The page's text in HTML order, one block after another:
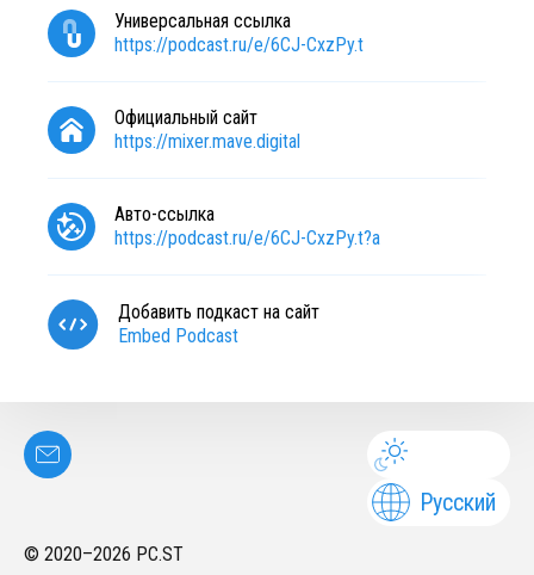
Универсальная ссылка
https://podcast.ru/e/6CJ-CxzPy.t
Официальный сайт
https://mixer.mave.digital
Авто-ссылка
https://podcast.ru/e/6CJ-CxzPy.t?a
Добавить подкаст на сайт
Embed Podcast
Русский
© 2020–2026 PC.ST